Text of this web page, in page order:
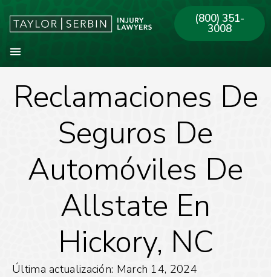
(800) 351-
3008
Reclamaciones De
Seguros De
Automóviles De
Allstate En
Hickory, NC
Última actualización: March 14, 2024